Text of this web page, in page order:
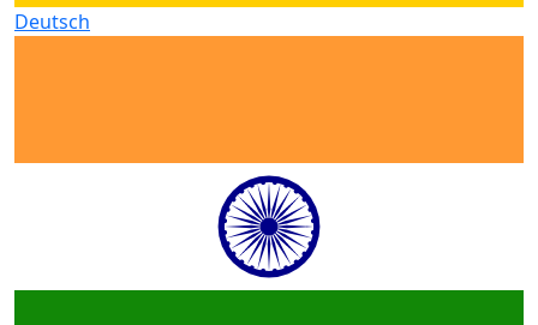
Deutsch